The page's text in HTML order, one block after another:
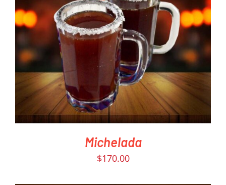
PEDIR AHORA
DETAILS
Michelada
$170.00